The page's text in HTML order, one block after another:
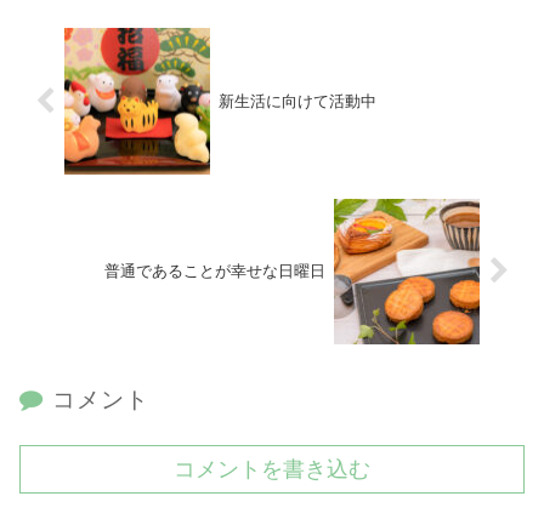
新生活に向けて活動中
普通であることが幸せな日曜日
コメント
コメントを書き込む